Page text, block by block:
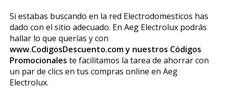
Si estabas buscando en la red Electrodomesticos has
dado con el sitio adecuado. En Aeg Electrolux podrás
hallar lo que querías y con
www.CodigosDescuento.com y nuestros Códigos
Promocionales te facilitamos la tarea de ahorrar con
un par de clics en tus compras online en Aeg
Electrolux.